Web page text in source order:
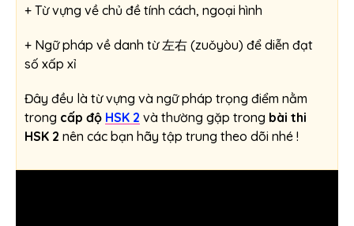
+ Từ vựng về chủ đề tính cách, ngoại hình
+ Ngữ pháp về danh từ 左右 (zuǒyòu) để diễn đạt
số xấp xỉ
Đây đều là từ vựng và ngữ pháp trọng điểm nằm
trong cấp độ HSK 2 và thường gặp trong bài thi
HSK 2 nên các bạn hãy tập trung theo dõi nhé !